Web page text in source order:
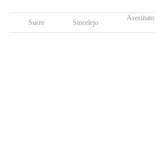
Sucre Sincelejo
Asesinato